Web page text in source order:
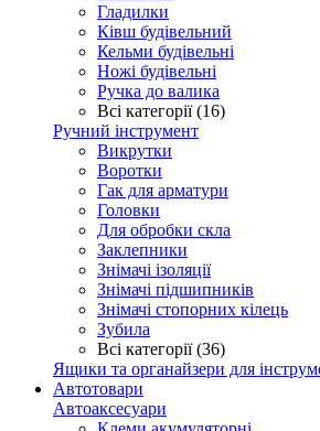
Гладилки
Ківш будівельний
Кельми будівельні
Ножі будівельні
Ручка до валика
Всі категорії (16)
Ручний інструмент
Викрутки
Воротки
Гак для арматури
Головки
Для обробки скла
Заклепники
Знімачі ізоляції
Знімачі підшипників
Знімачі стопорних кілець
Зубила
Всі категорії (36)
Ящики та органайзери для
Автотовари
Автоаксесуари